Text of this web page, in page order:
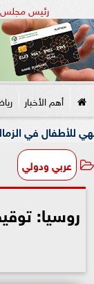
رئيس مجلس
أهم الأخبار
الزمالك بالتعاون
عربي ودولي
روسيا: